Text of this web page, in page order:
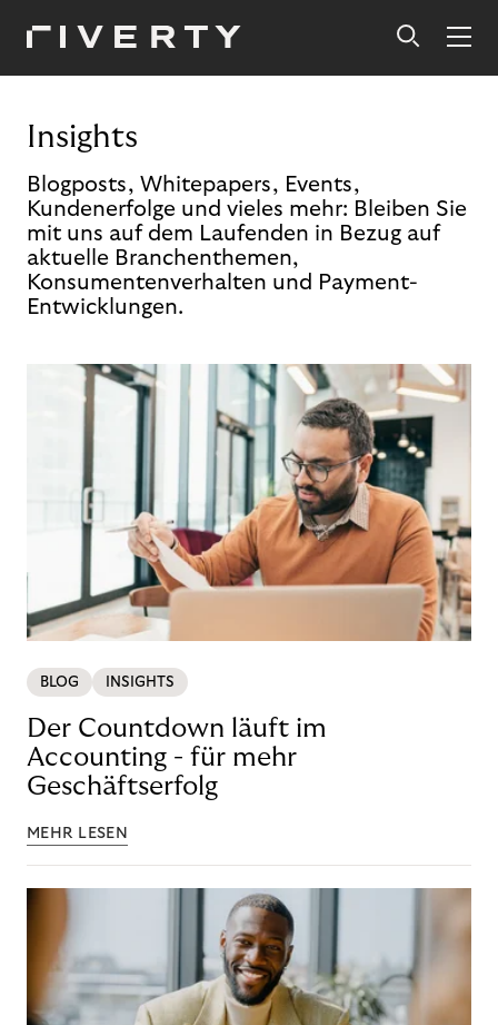
Insights
Blogposts, Whitepapers, Events,
Kundenerfolge und vieles mehr: Bleiben Sie
mit uns auf dem Laufenden in Bezug auf
aktuelle Branchenthemen,
Konsumentenverhalten und Payment-
Entwicklungen.
BLOG INSIGHTS
Der Countdown läuft im
Accounting - für mehr
Geschäftserfolg
MEHR LESEN